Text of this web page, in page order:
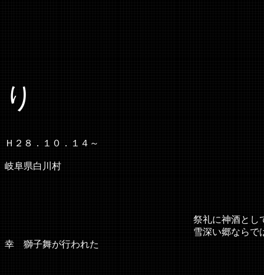
り
Ｈ２８．１０．１４～
岐阜県白川村
祭礼に神酒として「どぶろく」が用
雪深い郷ならではの行事で 多くの見
幸 獅子舞が行われた